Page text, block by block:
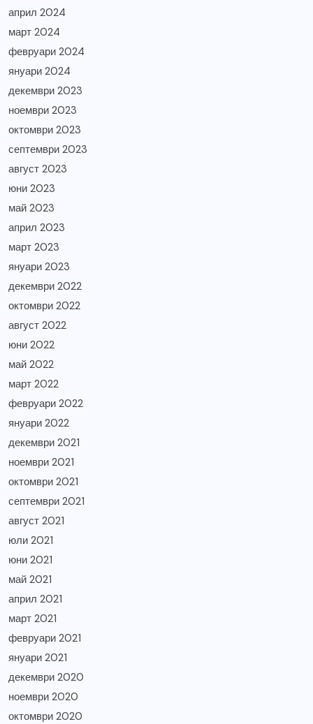
април 2024
март 2024
февруари 2024
януари 2024
декември 2023
ноември 2023
октомври 2023
септември 2023
август 2023
юни 2023
май 2023
април 2023
март 2023
януари 2023
декември 2022
октомври 2022
август 2022
юни 2022
май 2022
март 2022
февруари 2022
януари 2022
декември 2021
ноември 2021
октомври 2021
септември 2021
август 2021
юли 2021
юни 2021
май 2021
април 2021
март 2021
февруари 2021
януари 2021
декември 2020
ноември 2020
октомври 2020